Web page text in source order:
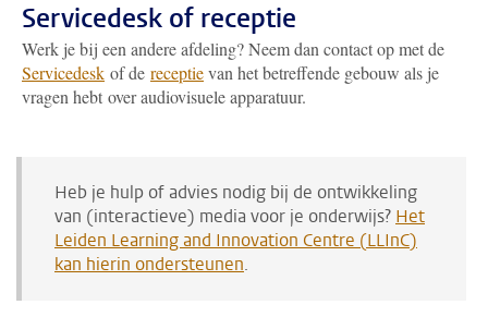
Servicedesk of receptie
Werk je bij een andere afdeling? Neem dan contact op met de
Servicedesk of de receptievan het betreffende gebouw als je
vragen hebt over audiovisuele apparatuur.
Heb je hulp of advies nodig bij de ontwikkeling
van (interactieve) media voor je onderwijs? Het
Leiden Learning and Innovation Centre (LLInC)
kan hierin ondersteunen.